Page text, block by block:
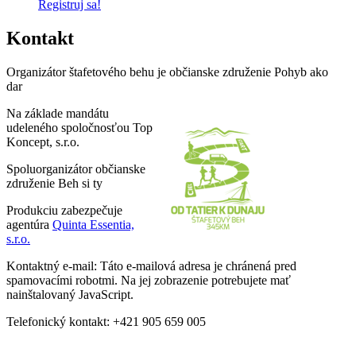
Registruj sa!
Kontakt
Organizátor štafetového behu je občianske združenie Pohyb ako
dar
Na základe mandátu
udeleného spoločnosťou Top
Koncept, s.r.o.
Spoluorganizátor občianske
združenie Beh si ty
Produkciu zabezpečuje
agentúra Quinta Essentia,
s.r.o.
Kontaktný e-mail: Táto e-mailová adresa je chránená pred
spamovacími robotmi. Na jej zobrazenie potrebujete mať
nainštalovaný JavaScript.
Telefonický kontakt: +421 905 659 005